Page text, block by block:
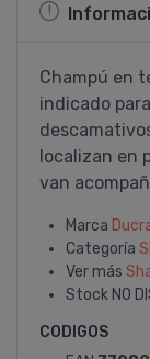
Champú en
indicado
localizan en
van
Marca
Categoría
Ver más
Stock NO
CODIGOS